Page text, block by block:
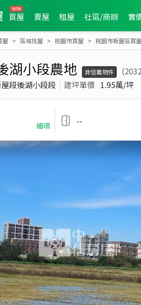
買屋 賣屋 租屋 社區/商辦 實
屋 區域找屋 桃園市買屋 桃園市新屋區買屋
湖小段農地 非信義物件
段後湖小段段 建坪單價 1.95萬/坪
細項 --